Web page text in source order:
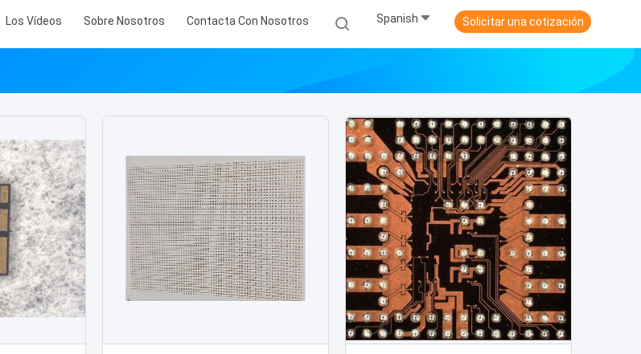
Los Vídeos Sobre Nosotros Contacta Con Nosotros Spanish Solicitar una cotización